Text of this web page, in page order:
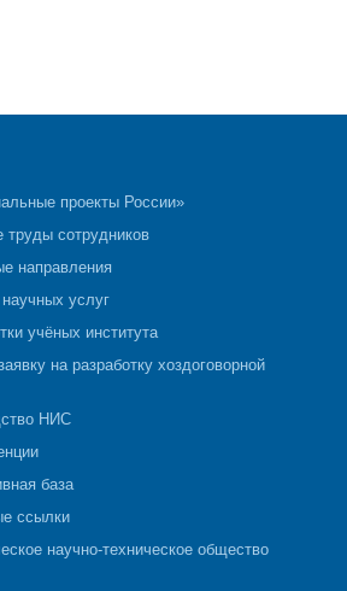
проекты России»
труды сотрудников
направления
научных услуг
учёных института
на разработку хоздоговорной
НИС
база
ссылки
научно-техническое общество